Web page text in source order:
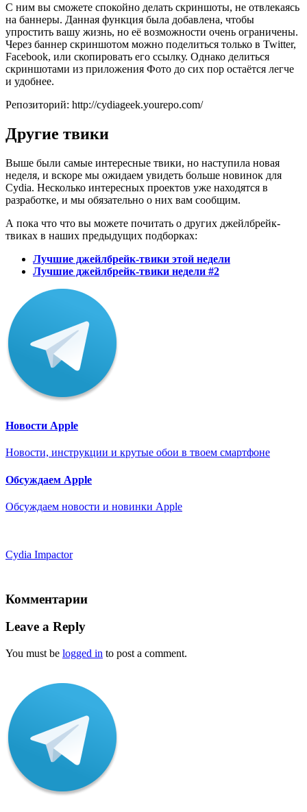
С ним вы сможете спокойно делать скриншоты, не отвлекаясь
на баннеры. Данная функция была добавлена, чтобы
упростить вашу жизнь, но её возможности очень ограничены.
Через баннер скриншотом можно поделиться только в Twitter,
Facebook, или скопировать его ссылку. Однако делиться
скриншотами из приложения Фото до сих пор остаётся легче
и удобнее.
Репозиторий: http://cydiageek.yourepo.com/
Другие твики
Выше были самые интересные твики, но наступила новая
неделя, и вскоре мы ожидаем увидеть больше новинок для
Cydia. Несколько интересных проектов уже находятся в
разработке, и мы обязательно о них вам сообщим.
А пока что что вы можете почитать о других джейлбрейк-
твиках в наших предыдущих подборках:
Лучшие джейлбрейк-твики этой недели
Лучшие джейлбрейк-твики недели #2
Новости Apple
Новости, инструкции и крутые обои в твоем смартфоне
Обсуждаем Apple
Обсуждаем новости и новинки Apple
Cydia Impactor
Комментарии
Leave a Reply
You must be logged in to post a comment.